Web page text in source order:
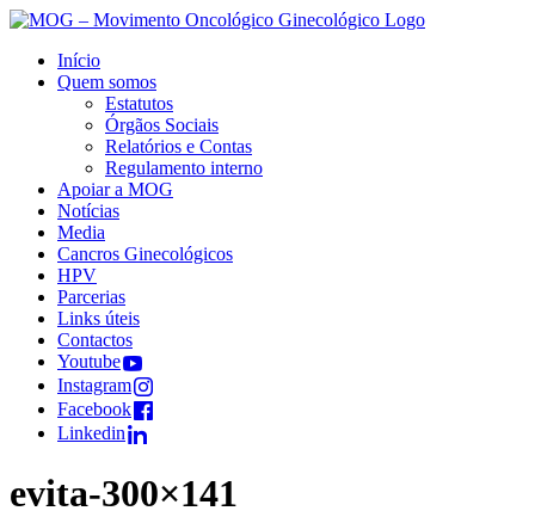
Início
Quem somos
Estatutos
Órgãos Sociais
Relatórios e Contas
Regulamento interno
Apoiar a MOG
Notícias
Media
Cancros Ginecológicos
HPV
Parcerias
Links úteis
Contactos
Youtube
Instagram
Facebook
Linkedin
evita-300×141